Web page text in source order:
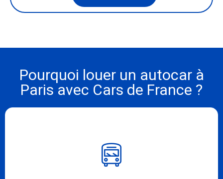
Pourquoi louer un autocar à
Paris avec Cars de France ?